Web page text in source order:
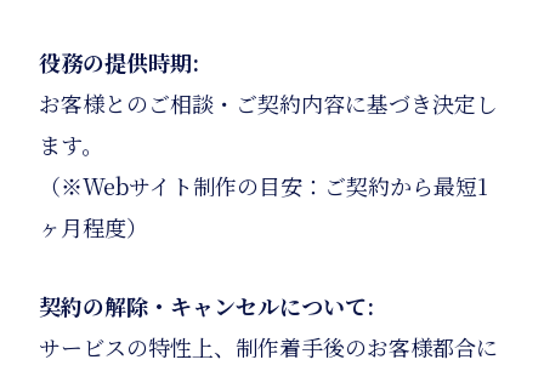
役務の提供時期:
お客様とのご相談・ご契約内容に基づき決定し
ます。
（※Webサイト制作の目安：ご契約から最短1
ヶ月程度）
契約の解除・キャンセルについて:
サービスの特性上、制作着手後のお客様都合に